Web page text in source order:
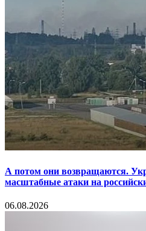
А потом они возвращаются.
масштабные атаки на
06.08.2026